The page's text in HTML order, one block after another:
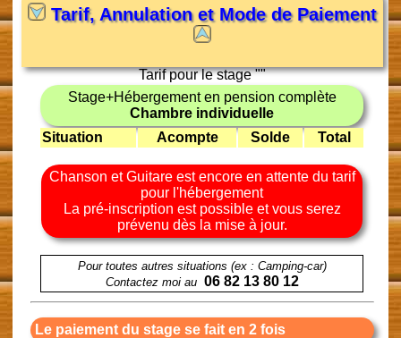
Tarif, Annulation et Mode de Paiement
Tarif pour le stage ""
Stage+Hébergement en pension complète
Chambre individuelle
Situation
Acompte Solde Total
Chanson et Guitare est encore en attente du tarif
pour l'hébergement
La pré-inscription est possible et vous serez
prévenu dès la mise à jour.
Pour toutes autres situations (ex : Camping-car)
Contactez moi au 06 82 13 80 12
Le paiement du stage se fait en 2 fois